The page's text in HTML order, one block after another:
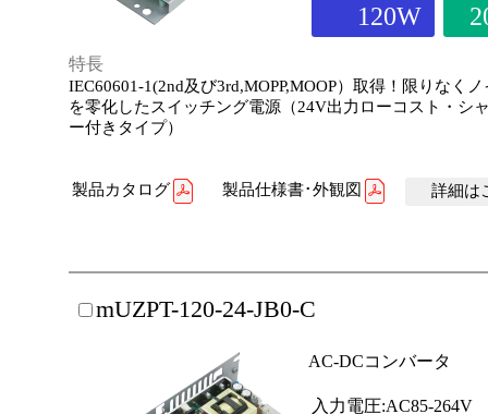
120W
特長
IEC60601-1(2nd及び3rd,MOPP,MOOP）取得！限りなく
を零化したスイッチング電源（24V出力ローコスト・シ
ー付きタイプ）
製品カタログ 製品仕様書･外観図 詳細は
mUZPT-120-24-JB0-C
AC-DCコンバータ
入力電圧:AC85-264V